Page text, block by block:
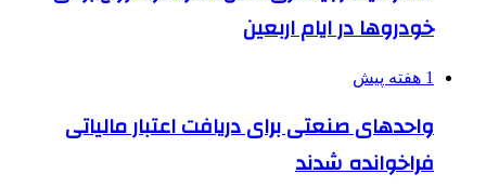
خودروها در ایام اربعین
1 هفته پیش
واحدهای صنعتی برای دریافت اعتبار مالیاتی
فراخوانده شدند